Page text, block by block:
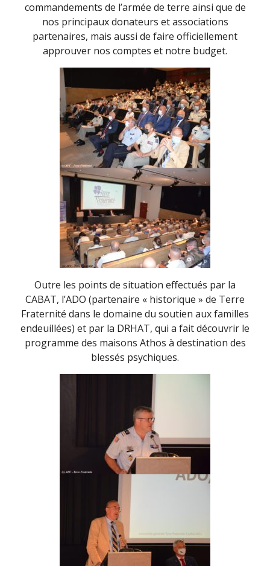
commandements de l’armée de terre ainsi que de
nos principaux donateurs et associations
partenaires, mais aussi de faire officiellement
approuver nos comptes et notre budget.
Outre les points de situation effectués par la
CABAT, l’ADO (partenaire « historique » de Terre
Fraternité dans le domaine du soutien aux familles
endeuillées) et par la DRHAT, qui a fait découvrir le
programme des maisons Athos à destination des
blessés psychiques.